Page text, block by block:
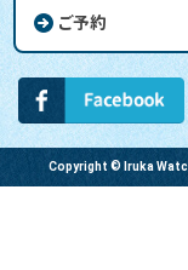
ご予約
Copyright © Iruka